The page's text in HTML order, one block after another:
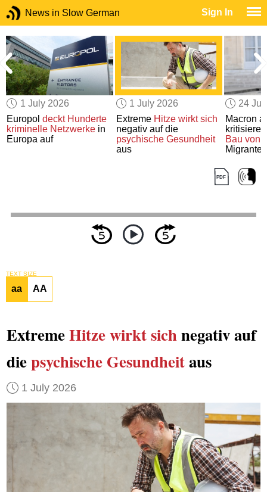
News in Slow German Sign In
1 July 2026
Europoldeckt Hunderte
kriminelle Netzwerke in
Europa auf
1 July 2026
Extreme Hitze wirkt sich
negativ auf die
psychische Gesundheit
aus
24
Macron
Bau von
TEXT SIZE
aa AA
ExtremeHitzewirkt sichnegativ auf
diepsychische Gesundheitaus
1 July 2026